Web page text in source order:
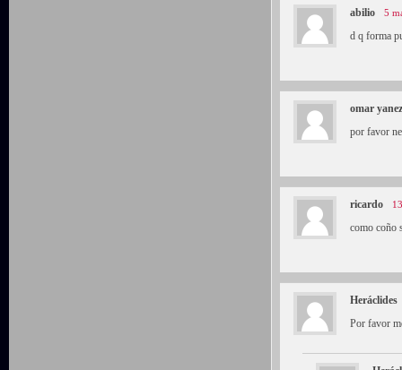
abilio 5
d q forma
omar yanez
por favor
ricardo
como coño
Heráclides
Por favor